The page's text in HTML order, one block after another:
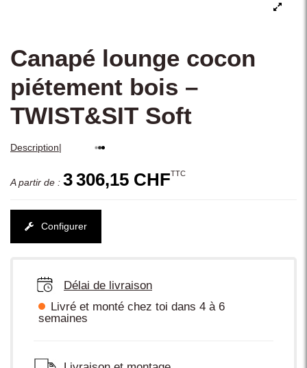
Canapé lounge cocon
piétement bois –
TWIST&SIT Soft
Description|
A partir de : 3 306,15 CHFTTC
Configurer
Délai de livraison
Livré et monté chez toi dans 4 à 6
semaines